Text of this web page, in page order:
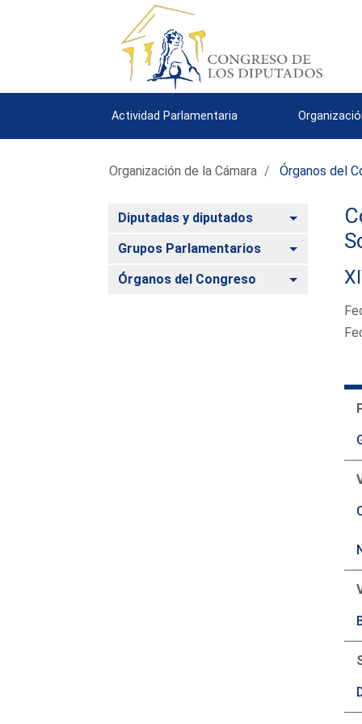
Actividad Parlamentaria
Organización de la Cámara Órganos del
Diputadas y diputados Alternar
Grupos Parlamentarios Alternar
Órganos del Congreso Alternar